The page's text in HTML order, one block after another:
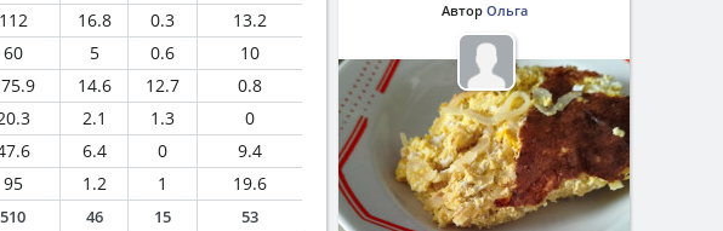
112 16.8 0.3
13.2
60 5 0.6
10
14.6 12.7
0.8
2.1 1.3
0
6.4 0
9.4
95 1.2 1
19.6
510 46 15 53
Автор Ольга